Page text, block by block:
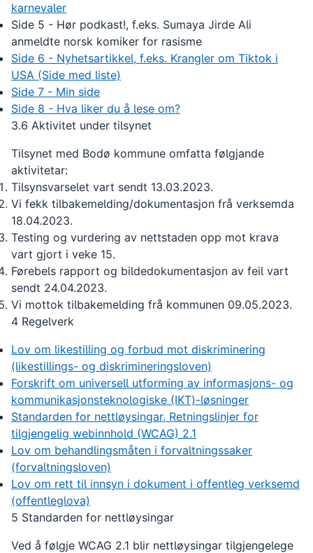
karnevaler
Side 5 - Hør podkast!, f.eks. Sumaya Jirde Ali
anmeldte norsk komiker for rasisme
Side 6 - Nyhetsartikkel, f.eks. Krangler om Tiktok i
USA (Side med liste)
Side 7 - Min side
Side 8 - Hva liker du å lese om?
3.6 Aktivitet under tilsynet
Tilsynet med Bodø kommune omfatta følgjande
aktivitetar:
Tilsynsvarselet vart sendt 13.03.2023.
Vi fekk tilbakemelding/dokumentasjon frå verksemda
18.04.2023.
Testing og vurdering av nettstaden opp mot krava
vart gjort i veke 15.
Førebels rapport og bildedokumentasjon av feil vart
sendt 24.04.2023.
Vi mottok tilbakemelding frå kommunen 09.05.2023.
4 Regelverk
Lov om likestilling og forbud mot diskriminering
(likestillings- og diskrimineringsloven)
Forskrift om universell utforming av informasjons- og
kommunikasjonsteknologiske (IKT)-løsninger
Standarden for nettløysingar, Retningslinjer for
tilgjengelig webinnhold (WCAG) 2.1
Lov om behandlingsmåten i forvaltningssaker
(forvaltningsloven)
Lov om rett til innsyn i dokument i offentleg verksemd
(offentleglova)
5 Standarden for nettløysingar
Ved å følgje WCAG 2.1 blir nettløysingar tilgjengelege